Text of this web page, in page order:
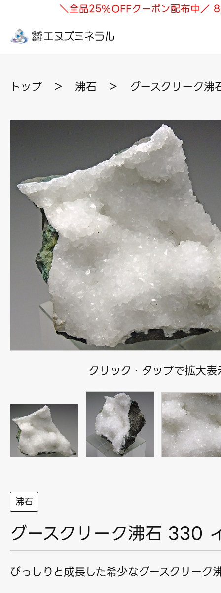
＼全品25%OFFクーポン配布中／
トップ ＞ 沸石 ＞ グースクリーク
クリック・タップで拡大表
沸石
グースクリーク沸石 330
びっしりと成長した希少なグースクリーク